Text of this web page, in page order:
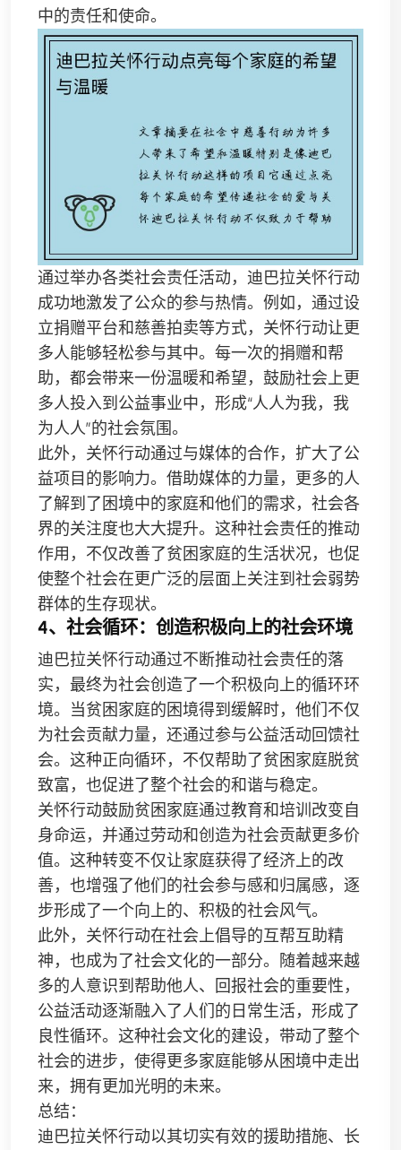
中的责任和使命。
通过举办各类社会责任活动，迪巴拉关怀行动
成功地激发了公众的参与热情。例如，通过设
立捐赠平台和慈善拍卖等方式，关怀行动让更
多人能够轻松参与其中。每一次的捐赠和帮
助，都会带来一份温暖和希望，鼓励社会上更
多人投入到公益事业中，形成“人人为我，我
为人人”的社会氛围。
此外，关怀行动通过与媒体的合作，扩大了公
益项目的影响力。借助媒体的力量，更多的人
了解到了困境中的家庭和他们的需求，社会各
界的关注度也大大提升。这种社会责任的推动
作用，不仅改善了贫困家庭的生活状况，也促
使整个社会在更广泛的层面上关注到社会弱势
群体的生存现状。
4、社会循环：创造积极向上的社会环境
迪巴拉关怀行动通过不断推动社会责任的落
实，最终为社会创造了一个积极向上的循环环
境。当贫困家庭的困境得到缓解时，他们不仅
为社会贡献力量，还通过参与公益活动回馈社
会。这种正向循环，不仅帮助了贫困家庭脱贫
致富，也促进了整个社会的和谐与稳定。
关怀行动鼓励贫困家庭通过教育和培训改变自
身命运，并通过劳动和创造为社会贡献更多价
值。这种转变不仅让家庭获得了经济上的改
善，也增强了他们的社会参与感和归属感，逐
步形成了一个向上的、积极的社会风气。
此外，关怀行动在社会上倡导的互帮互助精
神，也成为了社会文化的一部分。随着越来越
多的人意识到帮助他人、回报社会的重要性，
公益活动逐渐融入了人们的日常生活，形成了
良性循环。这种社会文化的建设，带动了整个
社会的进步，使得更多家庭能够从困境中走出
来，拥有更加光明的未来。
总结：
迪巴拉关怀行动以其切实有效的援助措施、长